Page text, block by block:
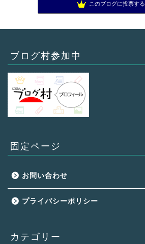
このブログに投票する
ブログ村参加中
固定ページ
お問い合わせ
プライバシーポリシー
カテゴリー